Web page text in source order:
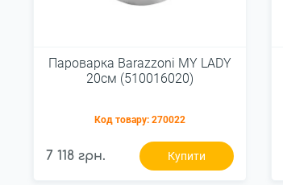
Пароварка Barazzoni MY LADY
20см (510016020)
Код товару: 270022
7 118 грн. Купити